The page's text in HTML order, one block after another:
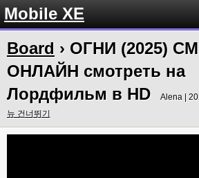
Mobile XE
Board › ОГНИ (2025)
ОНЛАЙН смотреть на
Лордфильм в HD
Alena |
뉴 건너뛰기